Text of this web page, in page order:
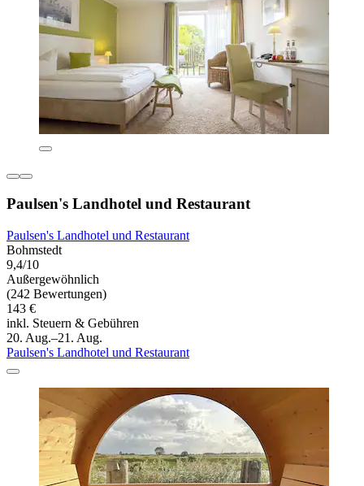
Paulsen's Landhotel und Restaurant
Paulsen's Landhotel und Restaurant
Bohmstedt
9,4/10
Außergewöhnlich
(242 Bewertungen)
143 €
inkl. Steuern & Gebühren
20. Aug.–21. Aug.
Paulsen's Landhotel und Restaurant